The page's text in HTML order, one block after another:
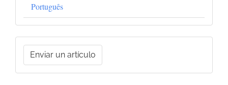
Português
Enviar
unEnviar un artículo